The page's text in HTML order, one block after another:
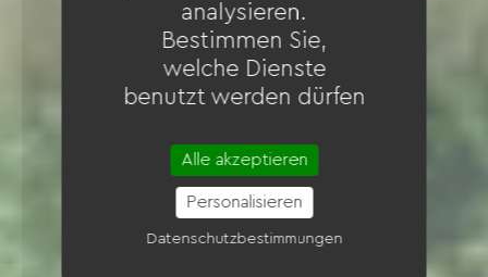
analysieren.
Bestimmen Sie,
welche Dienste
benutzt werden dürfen
Alle akzeptieren
Personalisieren
Datenschutzbestimmungen